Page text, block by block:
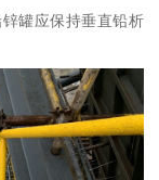
罐应保持垂直铅析